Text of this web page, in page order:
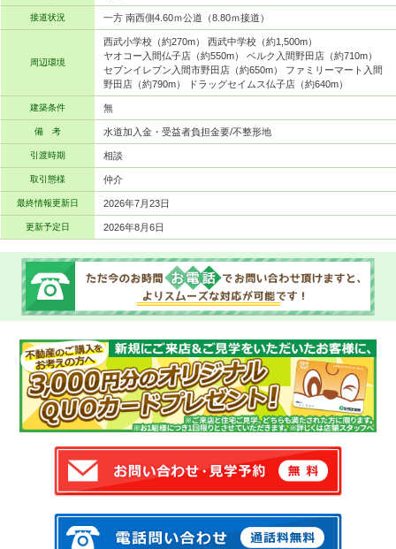
接道状況 一方 南西側4.60ｍ公道（8.80ｍ接道）
周辺環境
西武小学校（約270m） 西武中学校（約1,500m）
ヤオコー入間仏子店（約550m） ベルク入間野田店（約710m）
セブンイレブン入間市野田店（約650m） ファミリーマート入間
野田店（約790m） ドラッグセイムス仏子店（約640m）
建築条件 無
備 考 水道加入金・受益者負担金要/不整形地
引渡時期 相談
取引態様 仲介
最終情報更新日 2026年7月23日
更新予定日 2026年8月6日